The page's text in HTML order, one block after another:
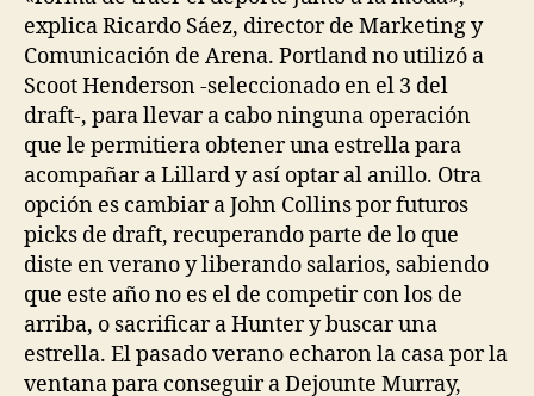
explica Ricardo Sáez, director de Marketing y
Comunicación de Arena. Portland no utilizó a
Scoot Henderson -seleccionado en el 3 del
draft-, para llevar a cabo ninguna operación
que le permitiera obtener una estrella para
acompañar a Lillard y así optar al anillo. Otra
opción es cambiar a John Collins por futuros
picks de draft, recuperando parte de lo que
diste en verano y liberando salarios, sabiendo
que este año no es el de competir con los de
arriba, o sacrificar a Hunter y buscar una
estrella. El pasado verano echaron la casa por la
ventana para conseguir a Dejounte Murray,